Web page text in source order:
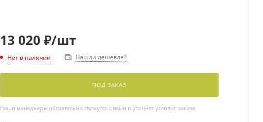
13 020 ₽/шт
Нет в наличии Нашли дешевле?
ПОД ЗАКАЗ
Наши менеджеры обязательно свяжутся с вами и уточнят условия заказа